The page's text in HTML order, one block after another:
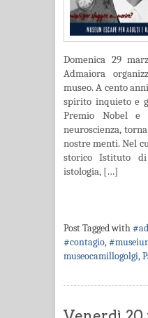
Domenica 29
Admaiora
museo. A cento
spirito inquieto e
Premio Nobel e
neuroscienza,
nostre menti. Nel
storico Istituto
istologia, […]
Post Tagged with
#contagio,
museocamillogolgi,